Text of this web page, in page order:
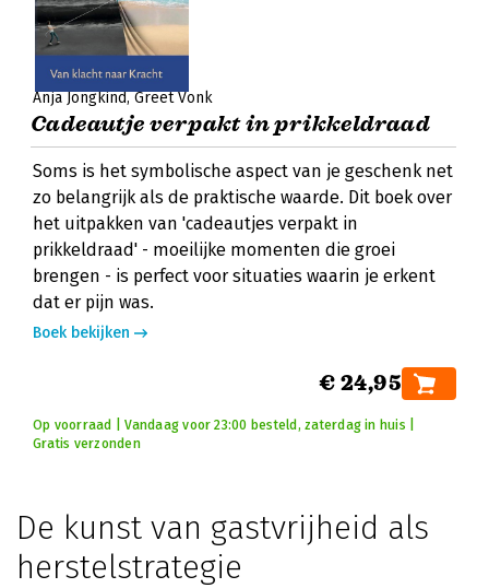
Anja Jongkind Greet Vonk
Cadeautje verpakt in prikkeldraad
Soms is het symbolische aspect van je geschenk net
zo belangrijk als de praktische waarde. Dit boek over
het uitpakken van 'cadeautjes verpakt in
prikkeldraad' - moeilijke momenten die groei
brengen - is perfect voor situaties waarin je erkent
dat er pijn was.
Boek bekijken
€ 24,95
Op voorraad | Vandaag voor 23:00 besteld, zaterdag in huis |
Gratis verzonden
De kunst van gastvrijheid als
herstelstrategie